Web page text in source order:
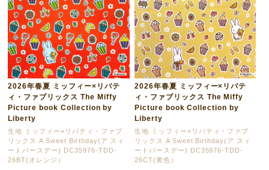
2026年春夏 ミッフィー×リバテ
ィ・ファブリックス The Miffy
Picture book Collection by
Liberty
生地 ミッフィー×リバティ・ファブ
リックス A Sweet Birthday(ア スィ
ートバースデー) DC35976-TDD-
26BT(オレンジ）
2026年春夏 ミッフィー×リバテ
ィ・ファブリックス The Miffy
Picture book Collection by
Liberty
生地 ミッフィー×リバティ・ファブ
リックス A Sweet Birthday(ア スィ
ートバースデー) DC35976-TDD-
26CT(黄色）